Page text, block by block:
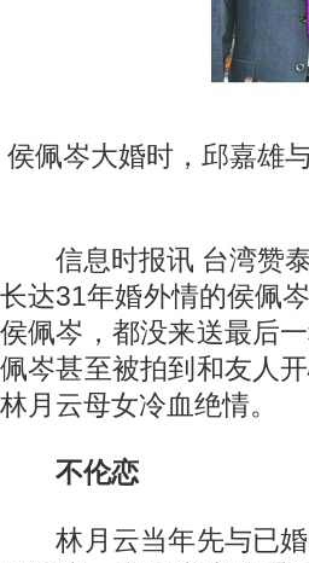
侯佩岑大婚时，邱嘉雄
信息时报讯 台湾赞泰
长达31年婚外情的侯佩
侯佩岑，都没来送最后
佩岑甚至被拍到和友人
林月云母女冷血绝情。
不伦恋
林月云当年先与已婚